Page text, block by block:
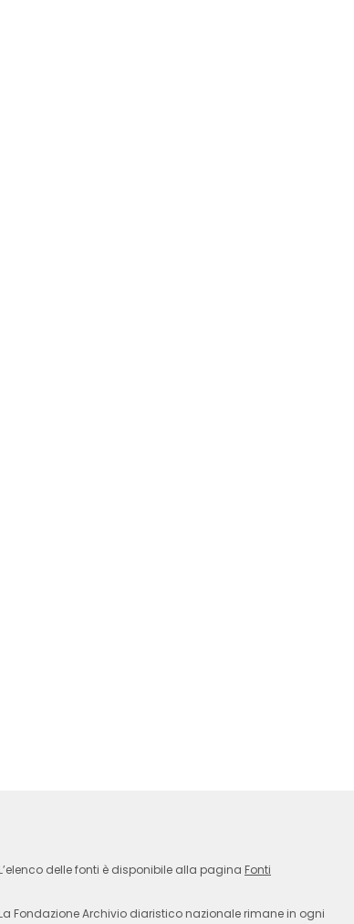
L’elenco delle fonti è disponibile alla pagina Fonti
La Fondazione Archivio diaristico nazionale rimane in ogni